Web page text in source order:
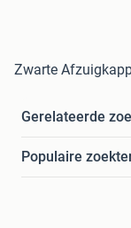
Zwarte
Gerelateerde
Populaire